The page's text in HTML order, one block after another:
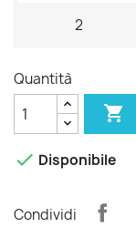
2
Quantità

 Disponibile
Condividi